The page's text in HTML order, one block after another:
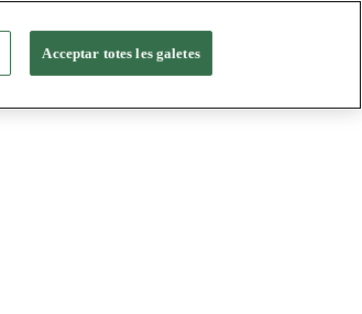
Acceptar totes les galetes